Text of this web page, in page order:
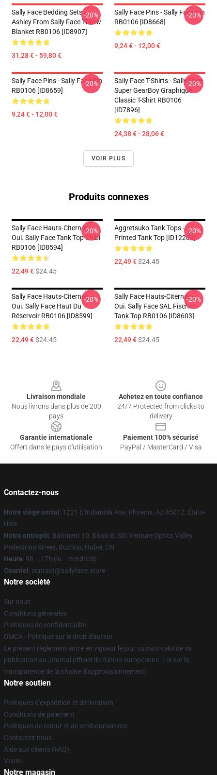
Sally Face Bedding Sets -
Ashley From Sally Face Throw
Blanket RB0106 [ID8907]
31,28 € - 59,80 €
-20%
Sally Face Pins - Sally Face Pin
RB0106 [ID8668]
9,24 € - 12,00 €
-20%
Sally Face Pins - Sally Face Pin
RB0106 [ID8659]
9,24 € - 12,00 €
-20%
Sally Face T-Shirts - Sally Face
Super GearBoy Graphique
Classic T-Shirt RB0106
[ID7896]
24,38 € - 28,06 €
-20%
VOIR PLUS
Produits connexes
Sally Face Hauts-Citernes -
Oui. Sally Face Tank Top Chibi
RB0106 [ID8594]
22,49 €$24.45
-20%
Aggretsuko Tank Tops -
Printed Tank Top [ID12208]
22,49 €$24.45
-20%
Sally Face Hauts-Citernes -
Oui. Sally Face Haut Du
Réservoir RB0106 [ID8599]
22,49 €$24.45
-20%
Sally Face Hauts-Citernes -
Oui. Sally Face SAL Fischer
Tank Top RB0106 [ID8603]
22,49 €$24.45
-20%
Livraison mondiale
Nous livrons dans plus de 200
pays
Achetez en toute confiance
24/7 Protected from clicks to
delivery
Garantie internationale
Offert dans le pays d'utilisation
Paiement 100% sécurisé
PayPal / MasterCard / Visa
Contactez-nous
Notre siège social : 1221 E Indianola Ave, Phoenix, AZ 85012, États-
Unis
Notre entrepôt: Bâtiment 10, Block B, SBI Venture Optics Valley
Pedestrian Street, Bozhou, Hubei, CN
Heure: 9h – 17h (lu – vendredi)
Courriel : contact@sallyface.store
Notre société
Sur nous
Conditions générales
Politiques de confidentialité
DMCA - Politique sur le droit d'auteur
Le présent règlement entre en vigueur le jour suivant celui de sa
publication au Journal officiel de l'Union européenne. Loi sur la
transparence de la chaîne d'approvisionnement
Notre soutien
Politiques d'expédition et de livraison
Conditions de paiement
Politiques de retour et de remboursement
Contactez-nous
Aide aux clients (FAQ)
Vente
Notre magasin